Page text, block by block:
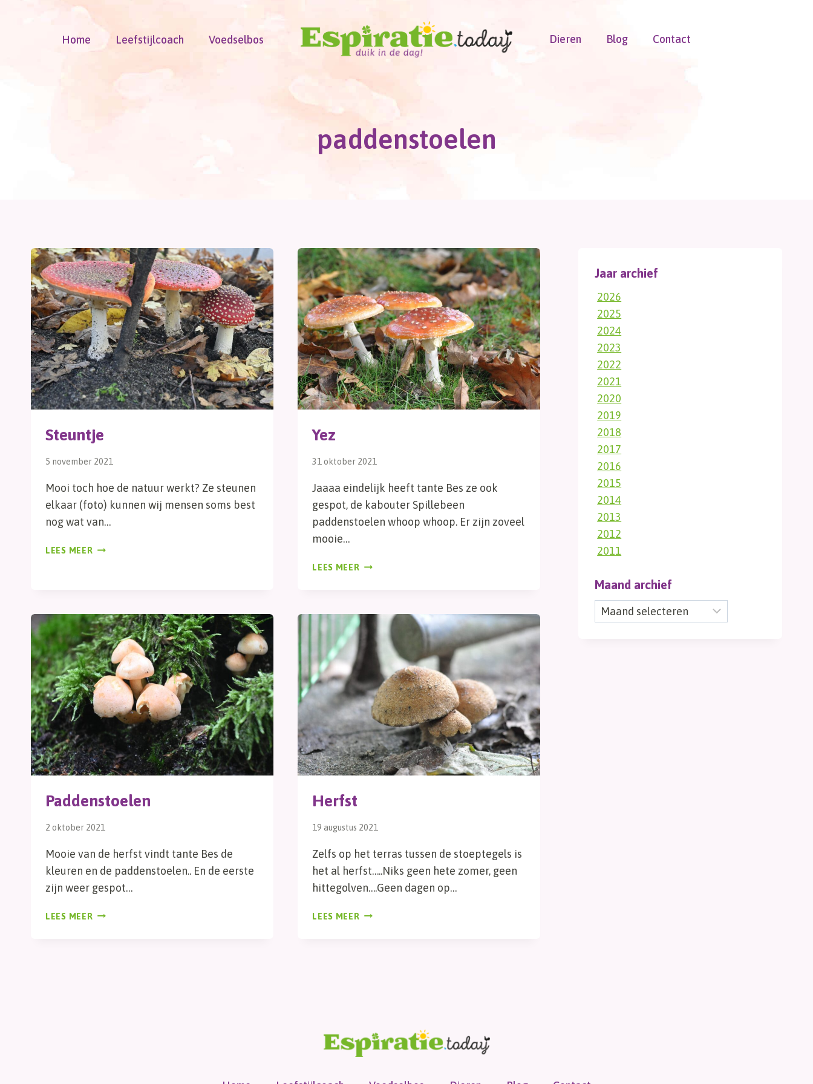
Home Leefstijlcoach Voedselbos Dieren Blog Contact
paddenstoelen
Steuntje
5 november 2021
Mooi toch hoe de natuur werkt? Ze steunen
elkaar (foto) kunnen wij mensen soms best
nog wat van…
LEES MEER STEUNTJE
Yez
31 oktober 2021
Jaaaa eindelijk heeft tante Bes ze ook
gespot, de kabouter Spillebeen
paddenstoelen whoop whoop. Er zijn zoveel
mooie…
LEES MEER YEZ
Paddenstoelen
2 oktober 2021
Mooie van de herfst vindt tante Bes de
kleuren en de paddenstoelen.. En de eerste
zijn weer gespot…
LEES MEER PADDENSTOELEN
Herfst
19 augustus 2021
Zelfs op het terras tussen de stoeptegels is
het al herfst…..Niks geen hete zomer, geen
hittegolven….Geen dagen op…
LEES MEER HERFST
Jaar archief
2026
2025
2024
2023
2022
2021
2020
2019
2018
2017
2016
2015
2014
2013
2012
2011
Maand archief
Maand
archief